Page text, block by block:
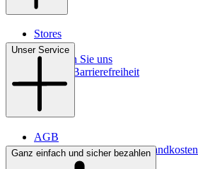
Stores
Kontakt
So finden Sie uns
Digitale Barrierefreiheit
Unser Service
AGB
Lieferbedingungen & Versandkosten
Bezahlung
Ganz einfach und sicher bezahlen